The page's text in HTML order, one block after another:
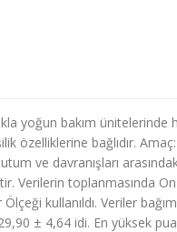
yoğun bakım
özelliklerine bağlıdır.
ve davranışları
Verilerin toplanmasında
kullanıldı. Veriler
± 4,64 idi. En yüksek